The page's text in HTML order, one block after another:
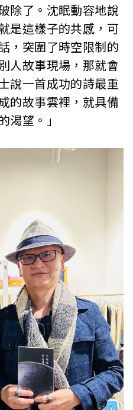
除了。沈眠動容地說
是這樣子的共感，可
，突圍了時空限制的
人故事現場，那就會
說一首成功的詩最重
的故事雲裡，就具備
渴望。」